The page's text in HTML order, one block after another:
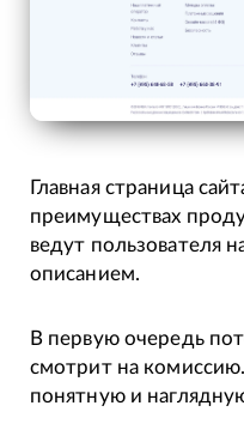
Главная страница
преимуществах
ведут пользователя
описанием.
В первую очередь
смотрит на
понятную и